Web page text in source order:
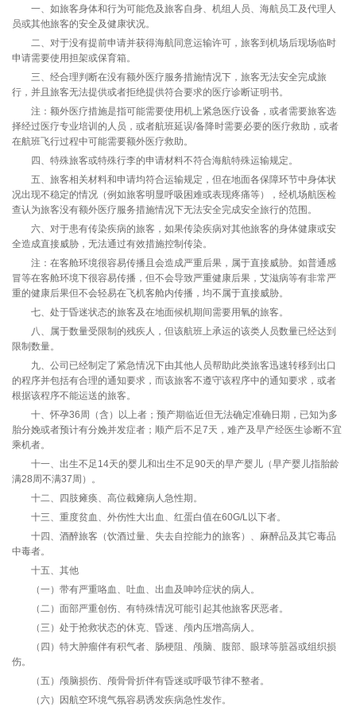
一、如旅客身体和行为可能危及旅客自身、机组人员、海航员工及代理人
员或其他旅客的安全及健康状况。
二、对于没有提前申请并获得海航同意运输许可，旅客到机场后现场临时
申请需要使用担架或保育箱。
三、经合理判断在没有额外医疗服务措施情况下，旅客无法安全完成旅
行，并且旅客无法提供或者拒绝提供符合要求的医疗诊断证明书。
注：额外医疗措施是指可能需要使用机上紧急医疗设备，或者需要旅客选
择经过医疗专业培训的人员，或者航班延误/备降时需要必要的医疗救助，或者
在航班飞行过程中可能需要额外医疗救助。
四、特殊旅客或特殊行李的申请材料不符合海航特殊运输规定。
五、旅客相关材料和申请均符合运输规定，但在地面各保障环节中身体状
况出现不稳定的情况（例如旅客明显呼吸困难或表现疼痛等），经机场航医检
查认为旅客没有额外医疗服务措施情况下无法安全完成安全旅行的范围。
六、对于患有传染疾病的旅客，如果传染疾病对其他旅客的身体健康或安
全造成直接威胁，无法通过有效措施控制传染。
注：在客舱环境很容易传播且会造成严重后果，属于直接威胁。如普通感
冒等在客舱环境下很容易传播，但不会导致严重健康后果，艾滋病等有非常严
重的健康后果但不会轻易在飞机客舱内传播，均不属于直接威胁。
七、处于昏迷状态的旅客及在地面候机期间需要用氧的旅客。
八、属于数量受限制的残疾人，但该航班上承运的该类人员数量已经达到
限制数量。
九、公司已经制定了紧急情况下由其他人员帮助此类旅客迅速转移到出口
的程序并包括有合理的通知要求，而该旅客不遵守该程序中的通知要求，或者
根据该程序不能运送的旅客。
十、怀孕36周（含）以上者；预产期临近但无法确定准确日期，已知为多
胎分娩或者预计有分娩并发症者；顺产后不足7天，难产及早产经医生诊断不宜
乘机者。
十一、出生不足14天的婴儿和出生不足90天的早产婴儿（早产婴儿指胎龄
满28周不满37周）。
十二、四肢瘫痪、高位截瘫病人急性期。
十三、重度贫血、外伤性大出血、红蛋白值在60G/L以下者。
十四、酒醉旅客（饮酒过量、失去自控能力的旅客）、麻醉品及其它毒品
中毒者。
十五、其他
（一）带有严重咯血、吐血、出血及呻吟症状的病人。
（二）面部严重创伤、有特殊情况可能引起其他旅客厌恶者。
（三）处于抢救状态的休克、昏迷、颅内压增高病人。
（四）特大肿瘤伴有积气者、肠梗阻、颅脑、腹部、眼球等脏器或组织损
伤。
（五）颅脑损伤、颅骨骨折伴有昏迷或呼吸节律不整者。
（六）因航空环境气氛容易诱发疾病急性发作。